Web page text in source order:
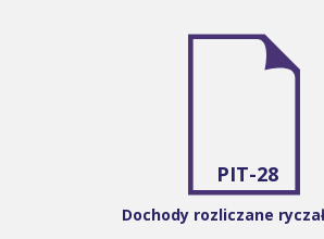
PIT-28
Dochody rozliczane